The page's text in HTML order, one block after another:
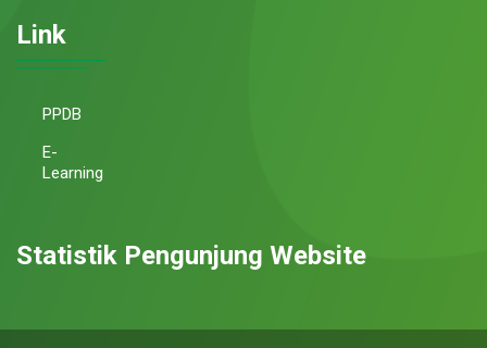
Link
PPDB
E-
Learning
Statistik Pengunjung Website